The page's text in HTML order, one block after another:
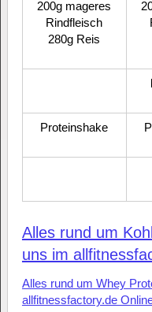
200g mageres
Rindfleisch
280g Reis
Proteinshake
Alles rund um
uns im
Alles rund um Whey
allfitnessfactory.de